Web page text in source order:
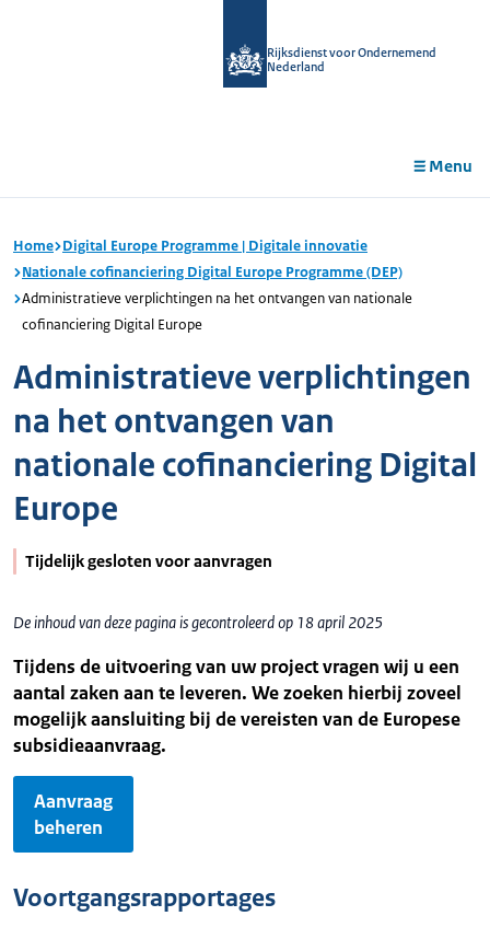
Rijksdienst voor Ondernemend
Nederland
Menu
Home Digital Europe Programme | Digitale innovatie
Nationale cofinanciering Digital Europe Programme (DEP)
Administratieve verplichtingen na het ontvangen van nationale
cofinanciering Digital Europe
Administratieve verplichtingen
na het ontvangen van
nationale cofinanciering Digital
Europe
Tijdelijk gesloten voor aanvragen
De inhoud van deze pagina is gecontroleerd op 18 april 2025
Tijdens de uitvoering van uw project vragen wij u een
aantal zaken aan te leveren. We zoeken hierbij zoveel
mogelijk aansluiting bij de vereisten van de Europese
subsidieaanvraag.
Aanvraag
beheren
Voortgangsrapportages